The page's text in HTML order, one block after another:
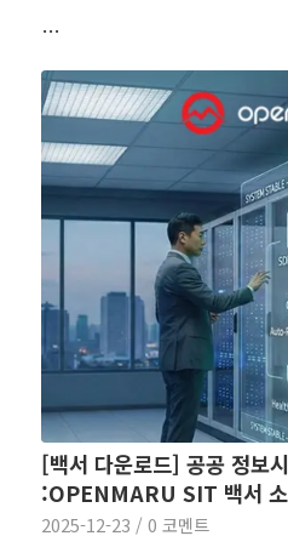
…
[백서 다운로드] 공공 정보
:OPENMARU SIT 백서
2025-12-23 / 0 코멘트